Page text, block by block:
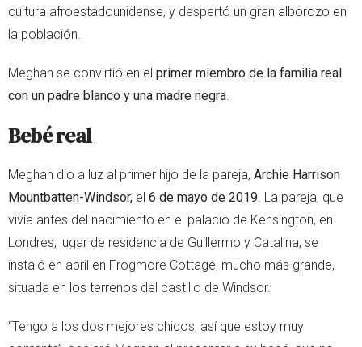
cultura afroestadounidense, y despertó un gran alborozo en
la población.
Meghan se convirtió en el primer miembro de la familia real
con un padre blanco y una madre negra
Bebé real
Meghan dio a luz al primer hijo de la pareja, Archie Harrison
Mountbatten-Windsor, el 6 de mayo de 2019 . La pareja, que
vivía antes del nacimiento en el palacio de Kensington, en
Londres, lugar de residencia de Guillermo y Catalina, se
instaló en abril en Frogmore Cottage, mucho más grande,
situada en los terrenos del castillo de Windsor.
“Tengo a los dos mejores chicos, así que estoy muy